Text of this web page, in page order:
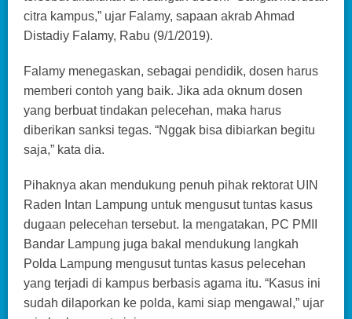
citra kampus,” ujar Falamy, sapaan akrab Ahmad
Distadiy Falamy, Rabu (9/1/2019).
Falamy menegaskan, sebagai pendidik, dosen harus
memberi contoh yang baik. Jika ada oknum dosen
yang berbuat tindakan pelecehan, maka harus
diberikan sanksi tegas. “Nggak bisa dibiarkan begitu
saja,” kata dia.
Pihaknya akan mendukung penuh pihak rektorat UIN
Raden Intan Lampung untuk mengusut tuntas kasus
dugaan pelecehan tersebut. Ia mengatakan, PC PMII
Bandar Lampung juga bakal mendukung langkah
Polda Lampung mengusut tuntas kasus pelecehan
yang terjadi di kampus berbasis agama itu. “Kasus ini
sudah dilaporkan ke polda, kami siap mengawal,” ujar